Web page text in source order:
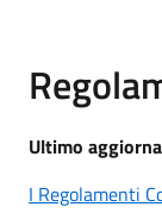
Ultimo
I Regolamenti